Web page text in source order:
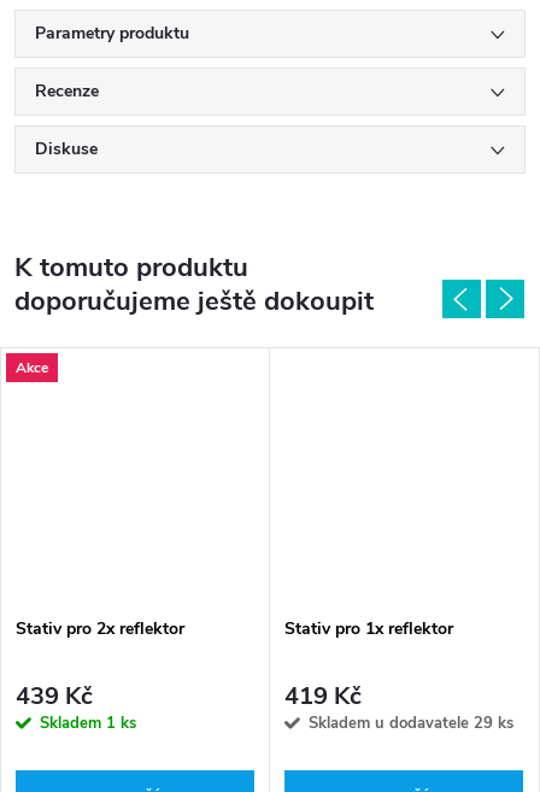
Parametry produktu
Recenze
Diskuse
K tomuto produktu
doporučujeme ještě dokoupit
Akce
Stativ pro 2x reflektor
439 Kč
Skladem 1 ks
Stativ pro 1x reflektor
419 Kč
Skladem u dodavatele 29 ks